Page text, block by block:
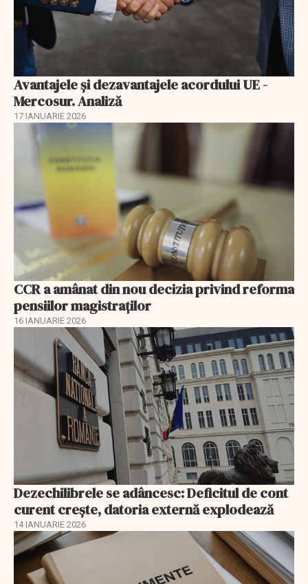
Avantajele şi dezavantajele acordului UE -
Mercosur. Analiză
17 IANUARIE 2026
CCR a amânat din nou decizia privind reforma
pensiilor magistraţilor
16 IANUARIE 2026
Dezechilibrele se adâncesc: Deficitul de cont
curent crește, datoria externă explodează
14 IANUARIE 2026